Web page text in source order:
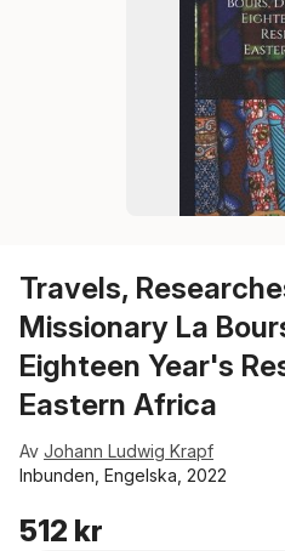
Travels,
Missionary La
Eighteen Year's
Eastern Africa
Av Johann Ludwig Krapf
Inbunden, Engelska, 2022
512 kr